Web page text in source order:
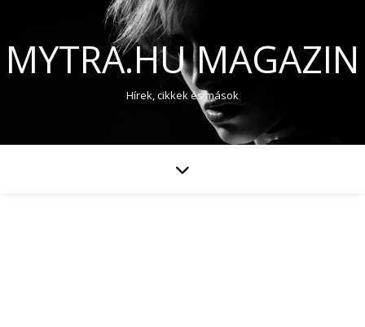
MYTRA.HU MAGAZIN
Hírek, cikkek és mások